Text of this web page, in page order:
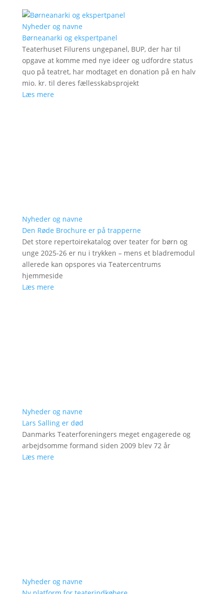
Nyheder og navne
Børneanarki og ekspertpanel
Teaterhuset Filurens ungepanel, BUP, der har til
opgave at komme med nye ideer og udfordre status
quo på teatret, har modtaget en donation på en halv
mio. kr. til deres fællesskabsprojekt
Læs mere
Nyheder og navne
Den Røde Brochure er på trapperne
Det store repertoirekatalog over teater for børn og
unge 2025-26 er nu i trykken – mens et bladremodul
allerede kan opspores via Teatercentrums
hjemmeside
Læs mere
Nyheder og navne
Lars Salling er død
Danmarks Teaterforeningers meget engagerede og
arbejdsomme formand siden 2009 blev 72 år
Læs mere
Nyheder og navne